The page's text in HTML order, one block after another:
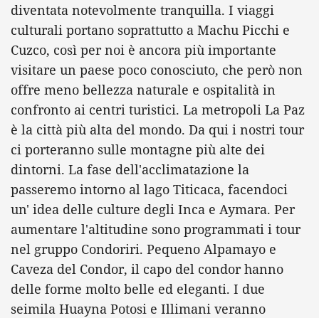
diventata notevolmente tranquilla. I viaggi
culturali portano soprattutto a Machu Picchi e
Cuzco, così per noi è ancora più importante
visitare un paese poco conosciuto, che però non
offre meno bellezza naturale e ospitalità in
confronto ai centri turistici. La metropoli La Paz
è la città più alta del mondo. Da qui i nostri tour
ci porteranno sulle montagne più alte dei
dintorni. La fase dell'acclimatazione la
passeremo intorno al lago Titicaca, facendoci
un' idea delle culture degli Inca e Aymara. Per
aumentare l'altitudine sono programmati i tour
nel gruppo Condoriri. Pequeno Alpamayo e
Caveza del Condor, il capo del condor hanno
delle forme molto belle ed eleganti. I due
seimila Huayna Potosi e Illimani veranno